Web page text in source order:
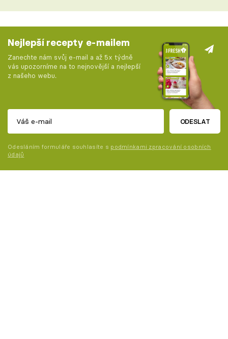
Nejlepší recepty e-mailem
Zanechte nám svůj e-mail a až 5x týdně
vás upozorníme na to nejnovější a nejlepší
z našeho webu.
ODESLAT
Odesláním formuláře souhlasíte s podmínkami zpracování osobních
údajů